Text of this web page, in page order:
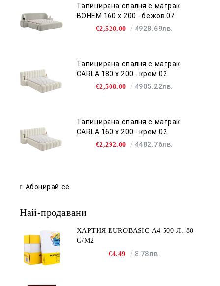
Тапицирана спалня с матрак
BOHEM 160 х 200 - бежов 07
€2,520.00 4928.69лв.
Тапицирана спалня с матрак
CARLA 180 х 200 - крем 02
€2,508.00 4905.22лв.
Тапицирана спалня с матрак
CARLA 160 х 200 - крем 02
€2,292.00 4482.76лв.
Абонирай се
Най-продавани
ХАРТИЯ EUROBASIC А4 500 Л. 80
G/M2
€4.49
8.78лв.